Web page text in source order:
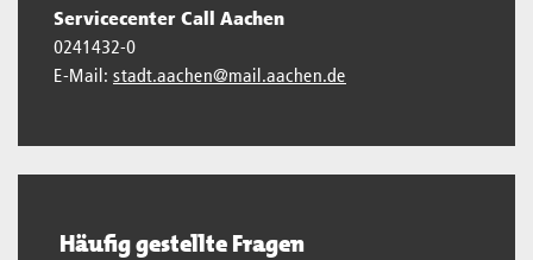
Servicecenter Call Aachen
0241432-0
E-Mail: stadt.aachen@mail.aachen.de
Häufig gestellte Fragen